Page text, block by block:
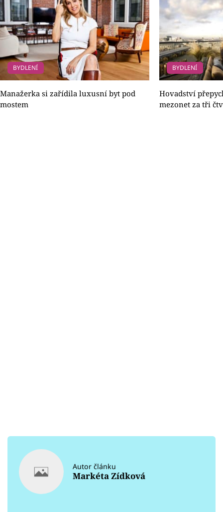
BYDLENÍ
Manažerka si zařídila luxusní byt pod
mostem
BYDLENÍ
Hovadství
mezonet za tři
Autor článku
Markéta Zídková